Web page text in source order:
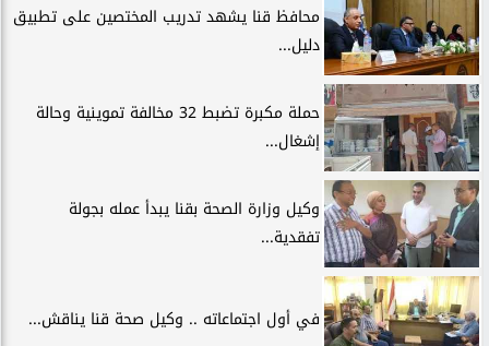
محافظ قنا يشهد تدريب المختصين على تطبيق
دليل...
حملة مكبرة تضبط 32 مخالفة تموينية وحالة
إشغال...
وكيل وزارة الصحة بقنا يبدأ عمله بجولة
تفقدية...
في أول اجتماعاته .. وكيل صحة قنا يناقش...